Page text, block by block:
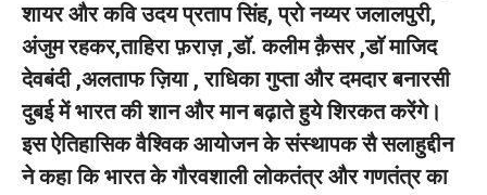
शायर और कवि उदय प्रताप सिंह, प्रो नय्यर जलालपुरी,
अंजुम रहकर,ताहिरा फ़राज़ ,डाॅ. कलीम क़ैसर ,डाॅ माजिद
देवबंदी ,अलताफ ज़िया , राधिका गुप्ता और दमदार बनारसी
दुबई में भारत की शान और मान बढ़ाते हुये शिरकत करेंगे।
इस ऐतिहासिक वैश्विक आयोजन के संस्थापक सै सलाहुद्दीन
ने कहा कि भारत के गौरवशाली लोकतंत्र और गणतंत्र का